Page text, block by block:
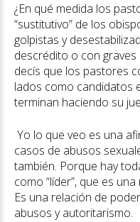
¿En qué medida los
“sustitutivo” de los
golpistas y
descrédito o con graves
decís que los pastores
lados como candidatos
terminan haciendo su
Yo lo que veo es una
casos de abusos
también. Porque hay
como “líder”, que es
Es una relación de
abusos y autoritarismo.